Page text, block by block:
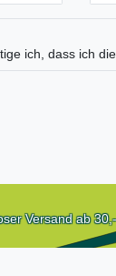
ich, dass ich die
Versand ab